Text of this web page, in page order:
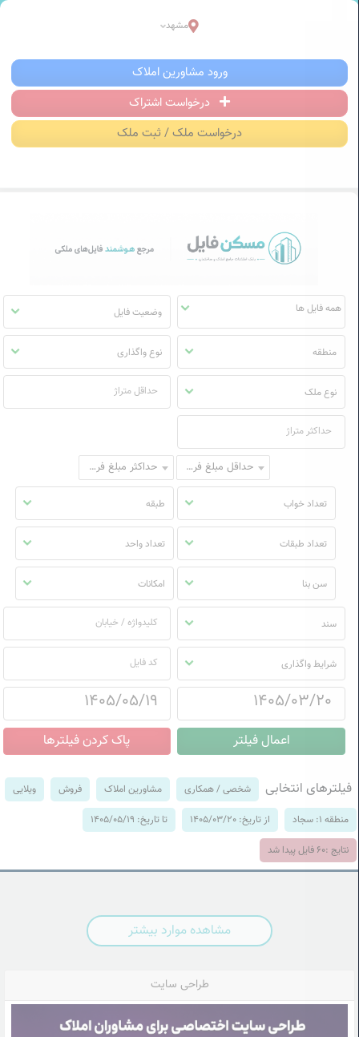
مسکن فایل | خرید، فروش، رهن و اجاره
مشهد
ورود مشاورین املاک
درخواست اشتراک
درخواست ملک / ثبت ملک
منوی
وضعیت فایل
منطقه نوع واگذاری
نوع ملک
حداقل مبلغ فروش حداکثر مبلغ فروش
تعداد خواب طبقه
تعداد طبقات تعداد واحد
سن بنا امکانات
سند
شرایط واگذاری
فیلترهای انتخابی شخصی / همکاری مشاورین املاک فروش ویلایی
منطقه 1: سجاد از تاریخ: 1405/03/20 تا تاریخ: 1405/05/19
نتایج :60 فایل پیدا شد
مشاهده موارد بیشتر
طراحی سایت